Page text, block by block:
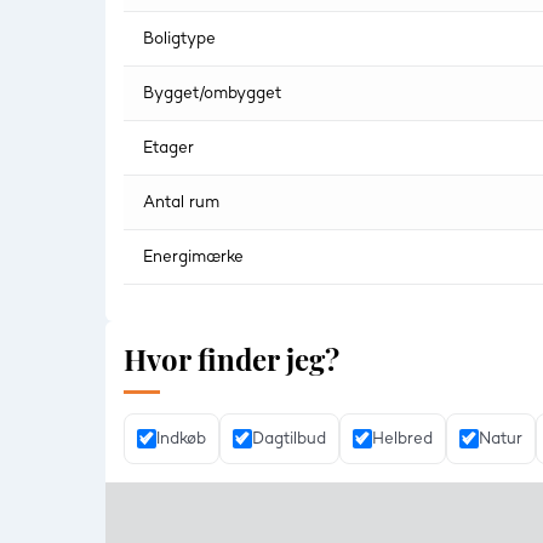
Boligtype
Bygget/ombygget
Etager
Antal rum
Energimærke
Hvor finder jeg?
Indkøb Dagtilbud Helbred Natur